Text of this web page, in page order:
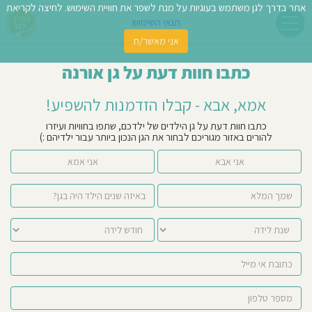
כתבו חוות דעת על גן אורנה
אמא, אבא - קבלו הזדמנות להשפיע!
כתבו חוות דעת על גן הילדים של ילדכם, שתפו בחוויות ועיזרו
להורים באזור מגוריכם לבחור את הגן הנכון ביותר עבור ילדיהם :)
אני אמא אני אבא
אתר בדרך לגן משתמש בעוגיות על מנת לשפר את חוויית השימוש. לחיצה לקריאת
תנאי השימוש
אני מאשר/ת